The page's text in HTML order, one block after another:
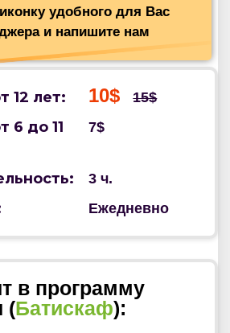
удобного для Вас
и напишите нам
12 лет: 10$ 15$
6 до 11
7$
3 ч.
Ежедневно
в программу
(Батискаф):